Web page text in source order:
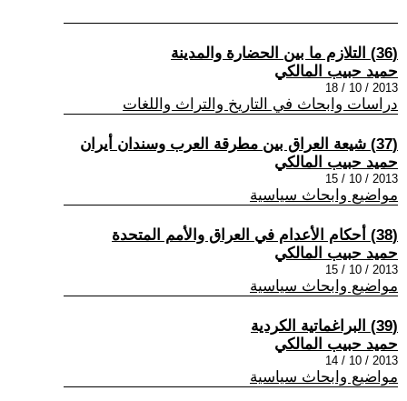
(36) التلازم ما بين الحضارة والمدينة
حميد حبيب المالكي
2013 / 10 / 18
دراسات وابحاث في التاريخ والتراث واللغات
(37) شيعة العراق بين مطرقة العرب وسندان أيران
حميد حبيب المالكي
2013 / 10 / 15
مواضيع وابحاث سياسية
(38) أحكام الأعدام في العراق والأمم المتحدة
حميد حبيب المالكي
2013 / 10 / 15
مواضيع وابحاث سياسية
(39) البراغماتية الكردية
حميد حبيب المالكي
2013 / 10 / 14
مواضيع وابحاث سياسية